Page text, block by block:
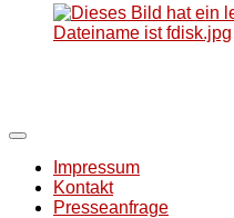
Impressum
Kontakt
Presseanfrage